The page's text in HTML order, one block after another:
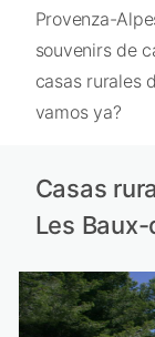
Provenza-
souvenirs de
casas rurales
vamos ya?
Casas
Les